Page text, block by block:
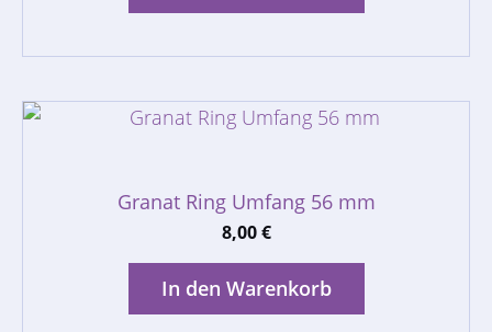
Granat Ring Umfang 56 mm
8,00€
In den Warenkorb